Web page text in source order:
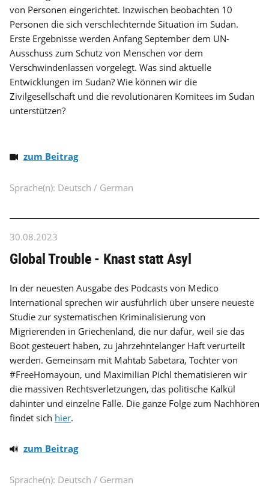
von Personen eingerichtet. Inzwischen beobachten 10
Personen die sich verschlechternde Situation im Sudan.
Erste Ergebnisse werden Anfang September dem UN-
Ausschuss zum Schutz von Menschen vor dem
Verschwindenlassen vorgelegt. Was sind aktuelle
Entwicklungen im Sudan? Wie können wir die
Zivilgesellschaft und die revolutionären Komitees im Sudan
unterstützen?
zum Beitrag
Sprache(n): Deutsch / German
30.08.2023
Global Trouble - Knast statt Asyl
In der neuesten Ausgabe des Podcasts von Medico
International sprechen wir ausführlich über unsere neueste
Studie zur systematischen Kriminalisierung von
Migrierenden in Griechenland, die nur dafür, weil sie das
Boot gesteuert haben, zu jahrzehntelanger Haft verurteilt
werden. Gemeinsam mit Mahtab Sabetara, Tochter von
#FreeHomayoun, und Maximilian Pichl thematisieren wir
die massiven Rechtsverletzungen, das politische Kalkül
dahinter und einzelne Fälle. Die ganze Folge zum Nachhören
findet sich hier.
zum Beitrag
Sprache(n): Deutsch / German